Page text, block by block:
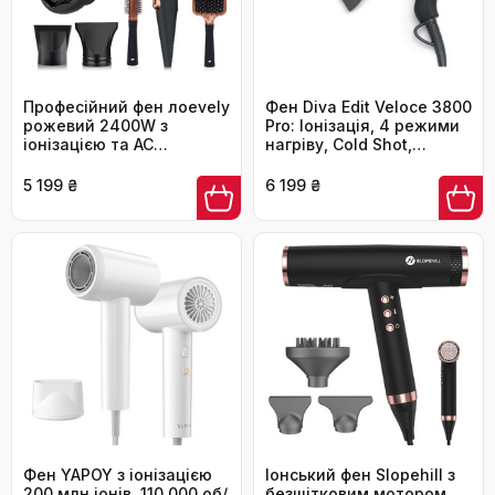
Професійний фен лоеvely
рожевий 2400W з
іонізацією та AC
дифузором, 3 режими
нагріву та 2 швидкості,
для дому та салону
5 199 ₴
Фен Diva Edit Veloce 3800
Pro: Іонізація, 4 режими
нагріву, Cold Shot,
6 199 ₴
Фен YAPOY з іонізацією
Іонський фен Slopehill з